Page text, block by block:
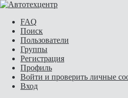
FAQ
Поиск
Пользователи
Группы
Регистрация
Профиль
Войти и проверить личные
Вход